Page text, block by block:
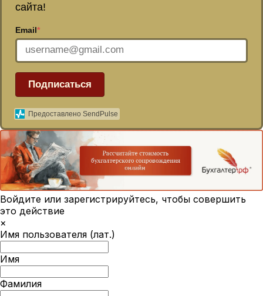
сайта!
Email*
Подписаться
Предоставлено SendPulse
Войдите или зарегистрируйтесь, чтобы совершить
это действие
×
Имя пользователя (лат.)
Имя
Фамилия